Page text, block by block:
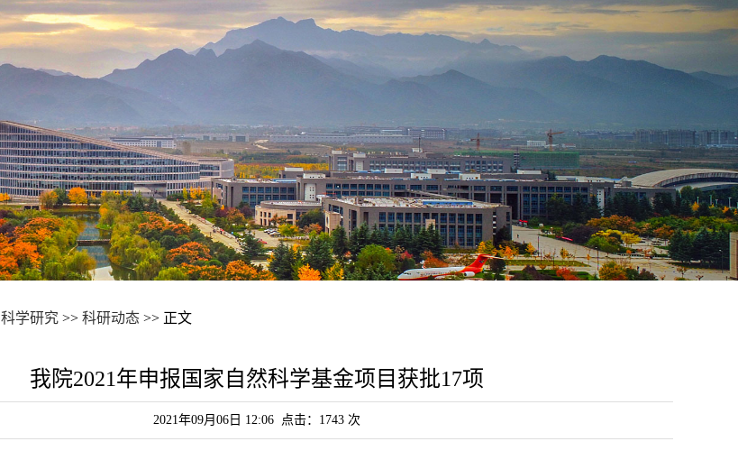
科学研究 >> 科研动态 >> 正文
我院2021年申报国家自然科学基金项目获批17项
2021年09月06日 12:06 点击： 1743 次